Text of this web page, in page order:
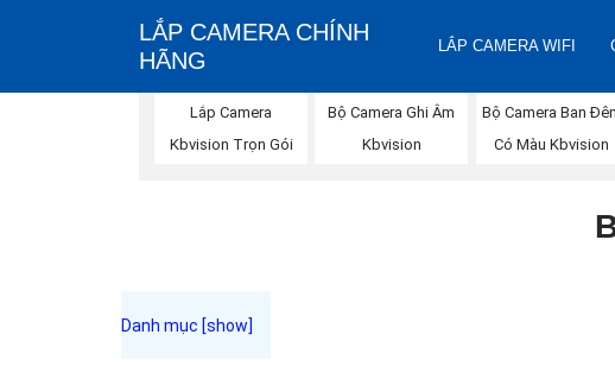
LẮP CAMERA CHÍNH
HÃNG
LẮP CAMERA WIFI
Lắp Camera
Kbvision Trọn Gói
Bộ Camera Ghi Âm
Kbvision
Bộ Camera Ban
Có Màu Kbvision